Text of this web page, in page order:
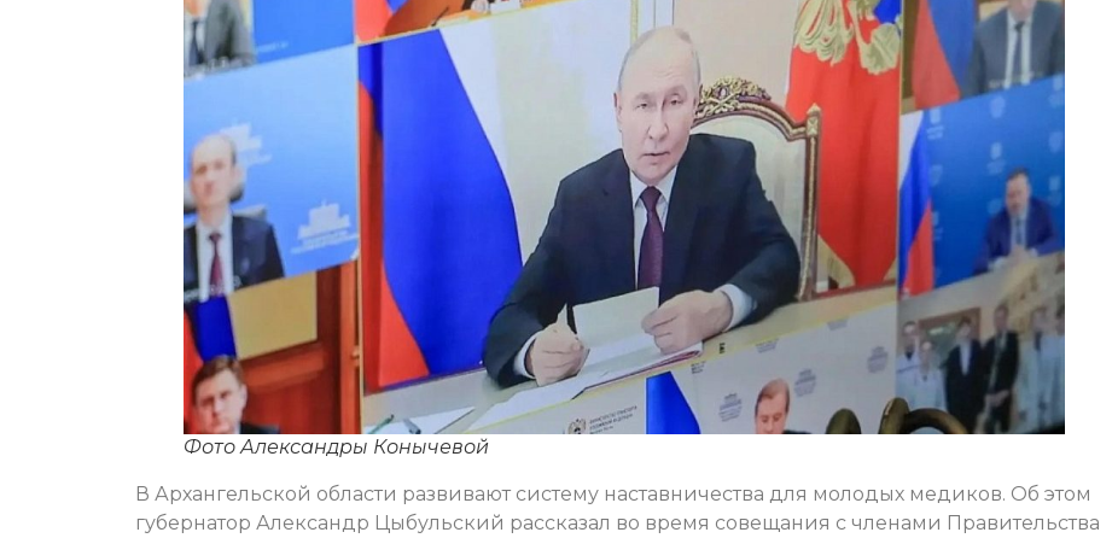
Фото Александры Конычевой
В Архангельской области развивают систему наставничества для молодых медиков. Об этом
губернатор Александр Цыбульский рассказал во время совещания с членами Правительства